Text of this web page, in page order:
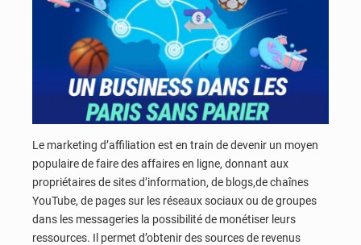
Le marketing d’affiliation est en train de devenir un moyen
populaire de faire des affaires en ligne, donnant aux
propriétaires de sites d’information, de blogs,de chaînes
YouTube, de pages sur les réseaux sociaux ou de groupes
dans les messageries la possibilité de monétiser leurs
ressources. Il permet d’obtenir des sources de revenus